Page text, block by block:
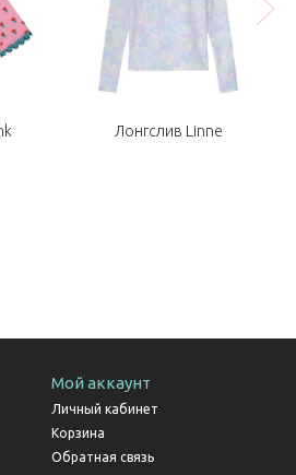
Лонгслив Linne
Мой аккаунт
Личный кабинет
Корзина
Обратная связь